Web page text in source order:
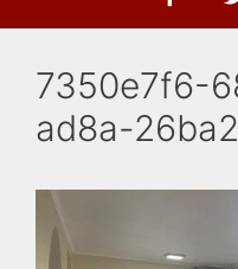
7350e7f6-
ad8a-